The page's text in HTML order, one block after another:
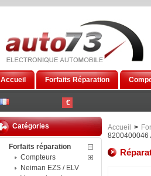
€
Accueil Forfaits Réparation
Catégories
Forfaits réparation
Compteurs
Neiman EZS / ELV
Accueil >
8200400046